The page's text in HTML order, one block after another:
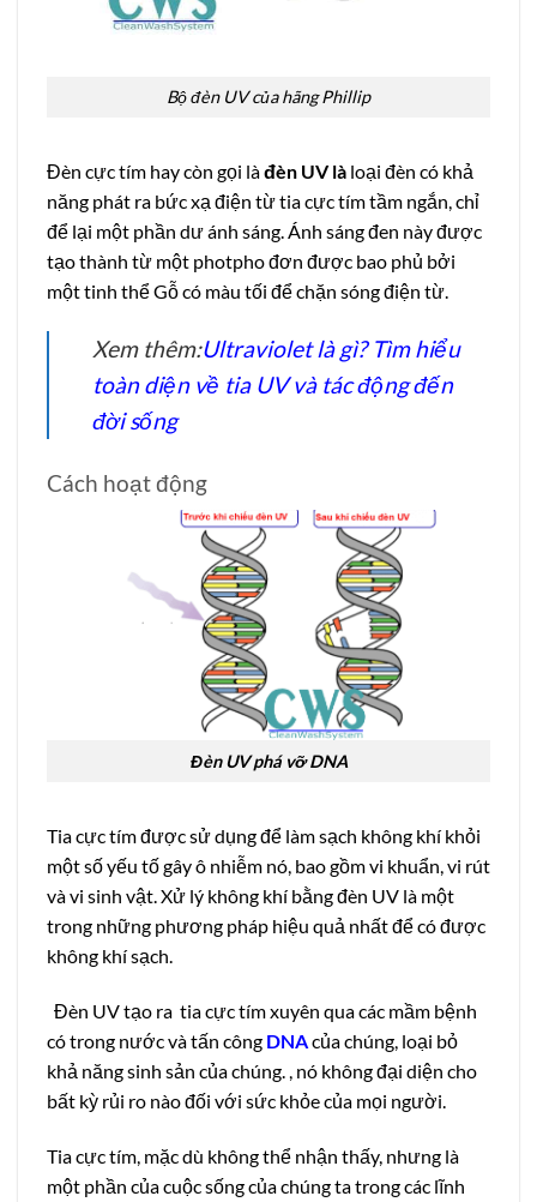
Bộ đèn UV của hãng Phillip
Đèn cực tím hay còn gọi làđèn UV là loại đèn có khả
năng phát ra bức xạ điện từ tia cực tím tầm ngắn, chỉ
để lại một phần dư ánh sáng. Ánh sáng đen này được
tạo thành từ một photpho đơn được bao phủ bởi
một tinh thể Gỗ có màu tối để chặn sóng điện từ.
Xem thêm:Ultraviolet là gì? Tìm hiểu
toàn diện về tia UV và tác động đến
đời sống
Cách hoạt động
Đèn UV phá vỡ DNA
Tia cực tím được sử dụng để làm sạch không khí khỏi
một số yếu tố gây ô nhiễm nó, bao gồm vi khuẩn, vi rút
và vi sinh vật. Xử lý không khí bằng đèn UV là một
trong những phương pháp hiệu quả nhất để có được
không khí sạch.
Đèn UV tạo ra tia cực tím xuyên qua các mầm bệnh
có trong nước và tấn công DNAcủa chúng, loại bỏ
khả năng sinh sản của chúng. , nó không đại diện cho
bất kỳ rủi ro nào đối với sức khỏe của mọi người.
Tia cực tím, mặc dù không thể nhận thấy, nhưng là
một phần của cuộc sống của chúng ta trong các lĩnh